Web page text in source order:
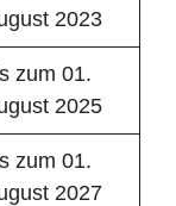
2023
zum 01.
2025
zum 01.
2027